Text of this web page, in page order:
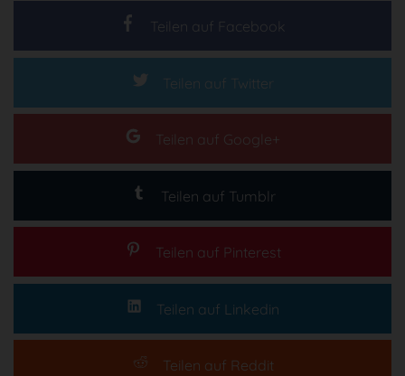
Teilen auf Facebook
Teilen auf Twitter
Teilen auf Google+
Teilen auf Tumblr
Teilen auf Pinterest
Teilen auf Linkedin
Teilen auf Reddit